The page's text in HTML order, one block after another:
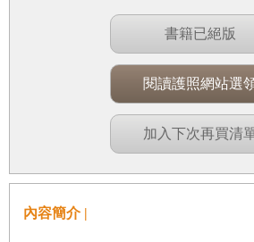
書籍已絕版
閱讀護照網站選
加入下次再買清
內容簡介 |